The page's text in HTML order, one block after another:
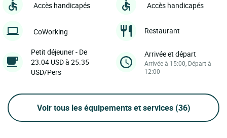
Accès handicapés Accès handicapés
CoWorking Restaurant
Petit déjeuner - De
23.04 USD à 25.35
USD/Pers
Arrivée et départ
Arrivée à 15:00, Départ à
12:00
Voir tous les équipements et services (36)